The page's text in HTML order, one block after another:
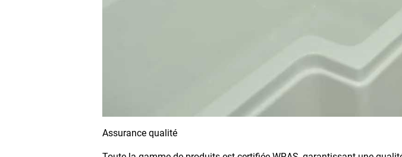
Assurance qualité